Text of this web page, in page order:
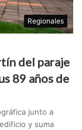
Regionales
del paraje
89 años de
junto a
y suma